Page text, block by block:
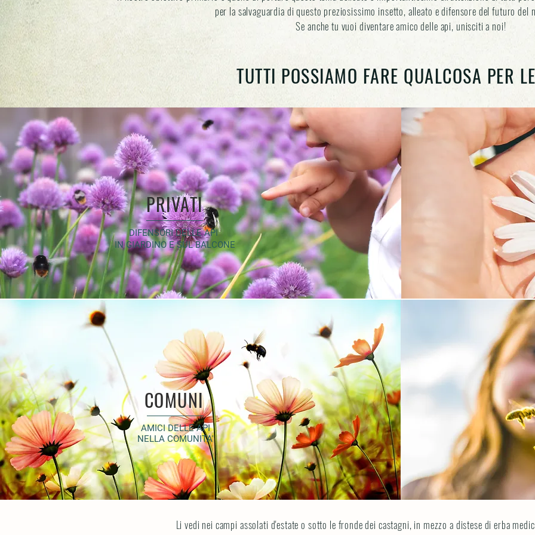
per la salvaguardia di questo preziosissimo insetto, alleato e difensore del futuro del
Se anche tu vuoi diventare amico delle api, unisciti a noi!
TUTTI POSSIAMO FARE QUALCOSA PER
PRIVATI
DIFENSORI DELLE API
IN GIARDINO E SUL BALCONE
TUTTI POSSIAMO FARE QUALCOSA PER
COMUNI
AMICI DELLE API
NELLA COMUNITA'
Li vedi nei campi assolati d'estate o sotto le fronde dei castagni, in mezzo a distese di erba